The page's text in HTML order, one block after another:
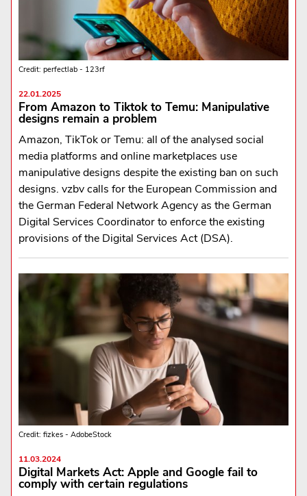
Credit: perfectlab - 123rf
22.01.2025
From Amazon to Tiktok to Temu: Manipulative
designs remain a problem
Amazon, TikTok or Temu: all of the analysed social
media platforms and online marketplaces use
manipulative designs despite the existing ban on such
designs. vzbv calls for the European Commission and
the German Federal Network Agency as the German
Digital Services Coordinator to enforce the existing
provisions of the Digital Services Act (DSA).
Credit: fizkes - AdobeStock
11.03.2024
Digital Markets Act: Apple and Google fail to
comply with certain regulations